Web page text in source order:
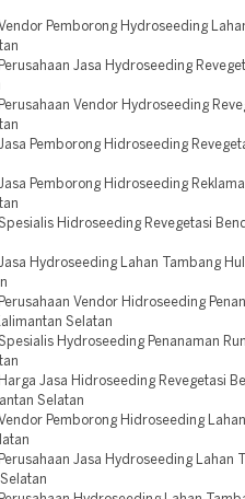
Pemborong Hydroseeding
Jasa Hydroseeding
Vendor Hydroseeding
Pemborong Hidroseeding
Pemborong Hidroseeding
Hidroseeding Revegetasi
Hydroseeding Lahan Tambang
Vendor Hidroseeding
Selatan
Hydroseeding Penanaman
Jasa Hidroseeding Revegetasi
Selatan
Pemborong Hidroseeding
Jasa Hydroseeding Lahan